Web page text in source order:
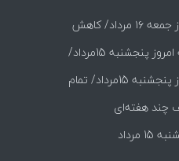
قیمت طلا و سکه امروز جمعه ۱۶ مرداد/ کاهش
قیمت طلا، دلار و سکه امروز پنجشنبه 15مرداد/
قیمت طلا و سکه امروز پنجشنبه 15مرداد/ تمام
+ جدول
چند هفته‌ای